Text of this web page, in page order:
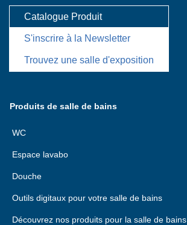
Catalogue Produit
S'inscrire à la Newsletter
Trouvez une salle d'exposition
Produits de salle de bains
WC
Espace lavabo
Douche
Outils digitaux pour votre salle de bains
Découvrez nos produits pour la salle de bains